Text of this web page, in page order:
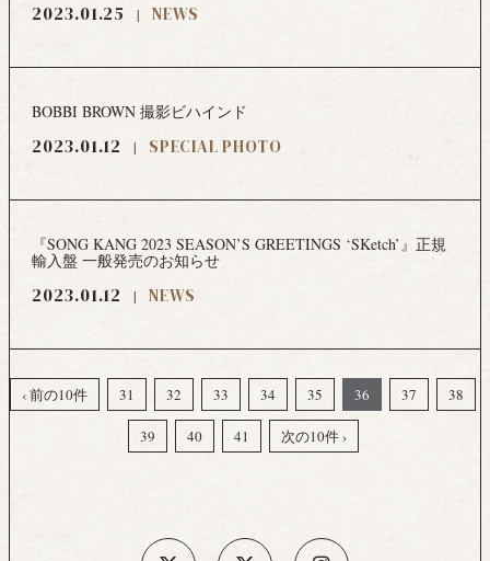
2023.01.25 NEWS
BOBBI BROWN 撮影ビハインド
2023.01.12 SPECIAL PHOTO
『SONG KANG 2023 SEASON’S GREETINGS ‘SKetch’』正規
輸入盤 一般発売のお知らせ
2023.01.12 NEWS
‹ 前の10件 31 32 33 34 35 36 37 38
39 40 41 次の10件 ›